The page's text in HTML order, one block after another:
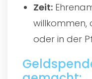
Zeit:
willkommen,
oder in der